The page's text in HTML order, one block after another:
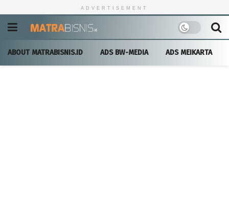
ADVERTISEMENT
ABOUT MATRABISNIS.ID ADS BW-MEDIA ADS MEIKARTA